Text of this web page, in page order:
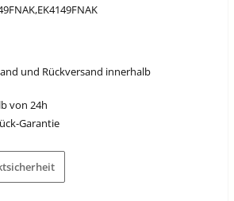
und Rückversand innerhalb
von 24h
Garantie